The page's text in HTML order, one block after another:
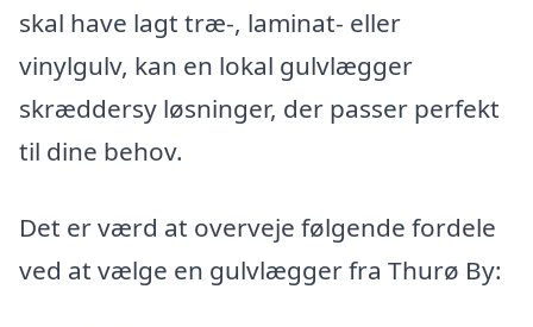
skal have lagt træ-, laminat- eller
vinylgulv, kan en lokal gulvlægger
skræddersy løsninger, der passer perfekt
til dine behov.
Det er værd at overveje følgende fordele
ved at vælge en gulvlægger fra Thurø By: